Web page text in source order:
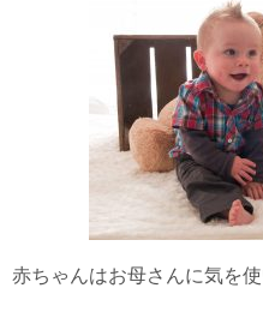
赤ちゃんはお母さんに気を使